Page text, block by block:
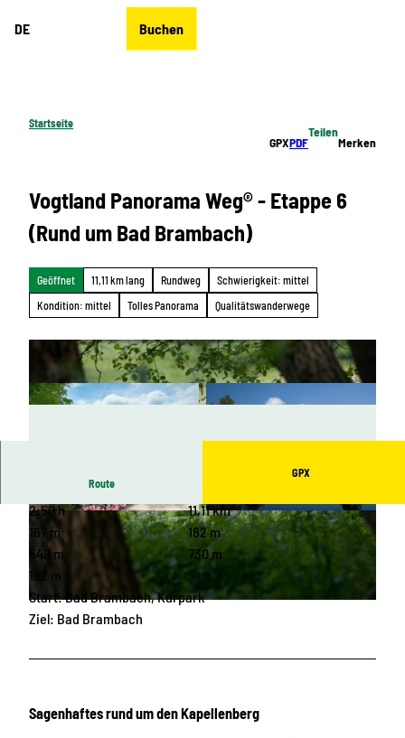
DE Buchen
Startseite
GPXPDF
Teilen
Merken
Vogtland Panorama Weg® - Etappe 6
(Rund um Bad Brambach)
Geöffnet 11,11 km lang Rundweg
Schwierigkeit: mittel
Kondition: mittel
Tolles Panorama Qualitätswanderwege
© Archiv TVV, Tino Peisker |CC-BY-SA © Archiv TVV / Christoph Beer | CC-BY-SA
Route
GPX
2:50 h
11,11 km
167 m
182 m
548 m
730 m
182 m
Start: Bad Brambach, Kurpark
Ziel: Bad Brambach
Sagenhaftes rund um den Kapellenberg